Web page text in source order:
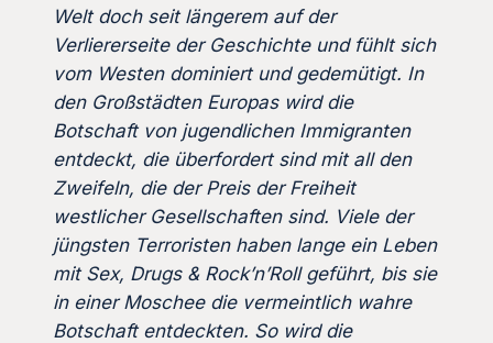
Welt doch seit längerem auf der
Verliererseite der Geschichte und fühlt sich
vom Westen dominiert und gedemütigt. In
den Großstädten Europas wird die
Botschaft von jugendlichen Immigranten
entdeckt, die überfordert sind mit all den
Zweifeln, die der Preis der Freiheit
westlicher Gesellschaften sind. Viele der
jüngsten Terroristen haben lange ein Leben
mit Sex, Drugs & Rock’n’Roll geführt, bis sie
in einer Moschee die vermeintlich wahre
Botschaft entdeckten. So wird die